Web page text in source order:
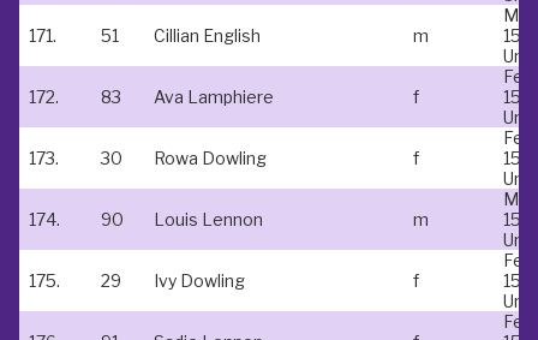
171.
51 Cillian English m
15 &
172.
83 Ava Lamphiere f
15 &
173.
30 Rowa Dowling f
15 &
174.
90 Louis Lennon m
15 &
175.
29 Ivy Dowling f
15 &